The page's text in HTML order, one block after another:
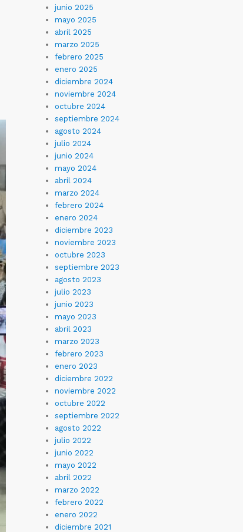
junio 2025
mayo 2025
abril 2025
marzo 2025
febrero 2025
enero 2025
diciembre 2024
noviembre 2024
octubre 2024
septiembre 2024
agosto 2024
julio 2024
junio 2024
mayo 2024
abril 2024
marzo 2024
febrero 2024
enero 2024
diciembre 2023
noviembre 2023
octubre 2023
septiembre 2023
agosto 2023
julio 2023
junio 2023
mayo 2023
abril 2023
marzo 2023
febrero 2023
enero 2023
diciembre 2022
noviembre 2022
octubre 2022
septiembre 2022
agosto 2022
julio 2022
junio 2022
mayo 2022
abril 2022
marzo 2022
febrero 2022
enero 2022
diciembre 2021